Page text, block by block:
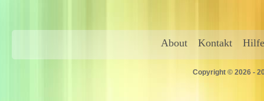
About Kontakt Hilfe
Copyright © 2026 -